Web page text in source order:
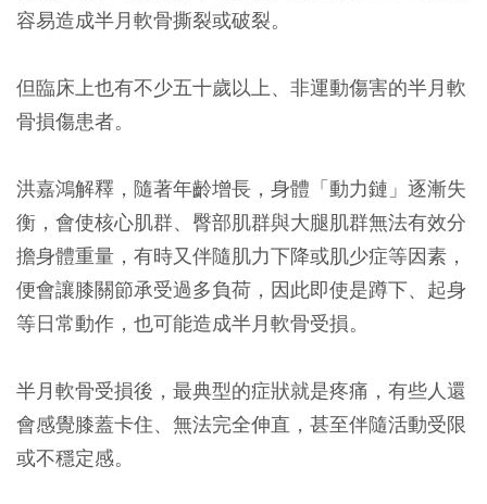
容易造成半月軟骨撕裂或破裂。
但臨床上也有不少五十歲以上、非運動傷害的半月軟
骨損傷患者。
洪嘉鴻解釋，隨著年齡增長，身體「動力鏈」逐漸失
衡，會使核心肌群、臀部肌群與大腿肌群無法有效分
擔身體重量，有時又伴隨肌力下降或肌少症等因素，
便會讓膝關節承受過多負荷，因此即使是蹲下、起身
等日常動作，也可能造成半月軟骨受損。
半月軟骨受損後，最典型的症狀就是疼痛，有些人還
會感覺膝蓋卡住、無法完全伸直，甚至伴隨活動受限
或不穩定感。